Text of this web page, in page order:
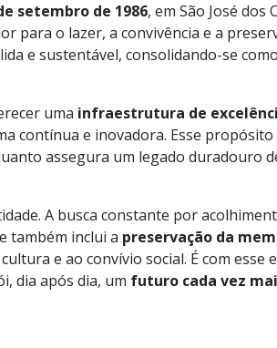
setembro de 1986, em São José dos
para o lazer, a convivência e a
e sustentável, consolidando-se como
uma infraestrutura de
contínua e inovadora. Esse propósito
assegura um legado duradouro
A busca constante por
também inclui a preservação da
e ao convívio social. É com esse
dia após dia, um futuro cada vez